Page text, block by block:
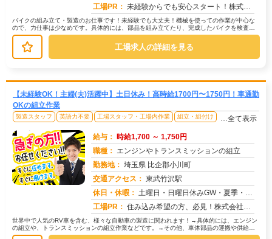
工場PR： 未経験からでも安心スタート！株式会社京栄センターで、新しい一歩を踏み出しませんか？◆充実のサポート体制で、自信を持...
バイクの組み立て・製造のお仕事です！未経験でも大丈夫！機械を使っての作業が中心な
ので、力仕事は少なめです。具体的には、部品を組み立てたり、完成したバイクを検査し
たりする作業があります。先輩スタッ...
工場求人の詳細を見る
【未経験OK！主婦(夫)活躍中】土日休み！高時給1700円〜1750円！車通勤
OKの組立作業
製造スタッフ 英語力不要 工場スタッフ・工場内作業 組立・組付け …全て表示
給与： 時給1,700 ～ 1,750円
職種： エンジンやトランスミッションの組立
勤務地： 埼玉県 比企郡小川町
交通アクセス： 東武竹沢駅
休日・休暇： 土曜日・日曜日休みGW・夏季・年末年始休暇あり
工場PR： 住み込み希望の方、必見！株式会社京栄センターでは、2000人以上の紹介実績があります。→全国2500件以上の格安寮...
世界中で人気のRV車を含む、様々な自動車の製造に関われます！→具体的には、エンジン
の組立や、トランスミッションの組立作業などです。→その他、車体部品の運搬や供給、
機械操作、完成品の検査など、あな...